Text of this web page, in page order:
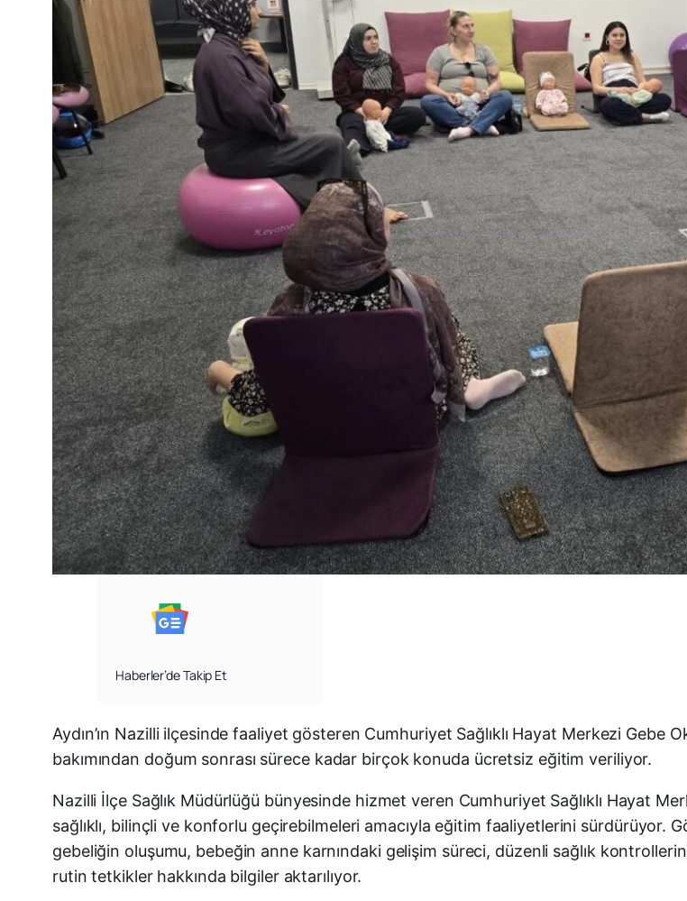
Haberler’de Takip Et
Aydın’ın Nazilli ilçesinde faaliyet gösteren Cumhuriyet Sağlıklı Hayat Merkezi Gebe
bakımından doğum sonrası sürece kadar birçok konuda ücretsiz eğitim veriliyor.
Nazilli İlçe Sağlık Müdürlüğü bünyesinde hizmet veren Cumhuriyet Sağlıklı Hayat
sağlıklı, bilinçli ve konforlu geçirebilmeleri amacıyla eğitim faaliyetlerini sürdürüyor.
gebeliğin oluşumu, bebeğin anne karnındaki gelişim süreci, düzenli sağlık
rutin tetkikler hakkında bilgiler aktarılıyor.